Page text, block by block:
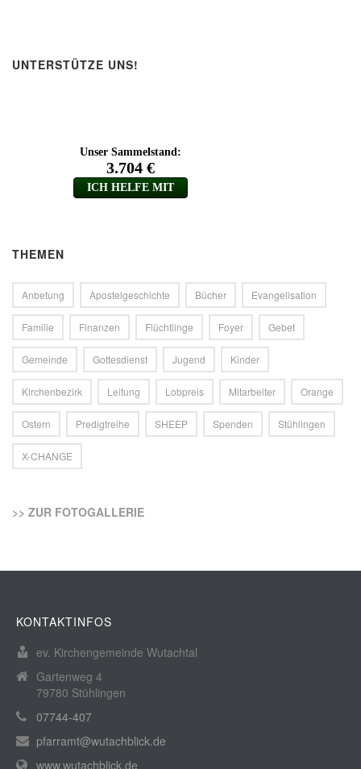
UNTERSTÜTZE UNS!
THEMEN
Anbetung Apostelgeschichte Bücher Evangelisation
Familie Finanzen Flüchtlinge Foyer Gebet
Gemeinde Gottesdienst Jugend Kinder
Kirchenbezirk Leitung Lobpreis Mitarbeiter Orange
Ostern Predigtreihe SHEEP Spenden Stühlingen
X-CHANGE
>> ZUR FOTOGALLERIE
KONTAKTINFOS
ev. Kirchengemeinde Wutachtal
Gartenweg 4
79780 Stühlingen
07744-407
pfarramt@wutachblick.de
www.wutachblick.de